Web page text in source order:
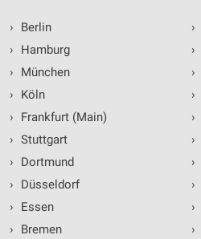
›
Berlin
›
Hamburg
›
München
›
Köln
›
Frankfurt (Main)
› Stuttgart
›
Dortmund
›
Düsseldorf
›
Essen
›
Bremen
›
›
›
›
›
›
›
›
›
›